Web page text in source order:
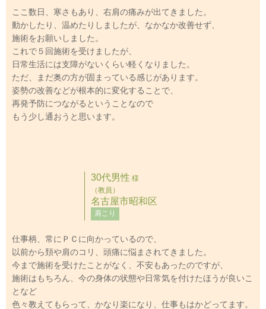
ここ数日、寒さもあり、右肩の痛みが出てきました。
動かしたり、温めたりしましたが、なかなか改善せず、
施術をお願いしました。
これで５回施術を受けましたが、
日常生活には支障がないくらい軽くなりました。
ただ、まだ奥の方が固まっている感じがあります。
姿勢の改善などが根本的に変化することで、
再発予防につながるということなので
もう少し通おうと思います。
30代男性 様
（教員）
名古屋市昭和区
肩こり
仕事柄、常にＰＣに向かっているので、
以前から頚や肩のコリ、頭痛に悩まされてきました。
今まで施術を受けたことがなく、不安もあったのですが、
施術はもちろん、今の身体の状態や日常気を付けたほうが良いこ
となど
色々教えてもらって、かなり楽になり、仕事もはかどってます。